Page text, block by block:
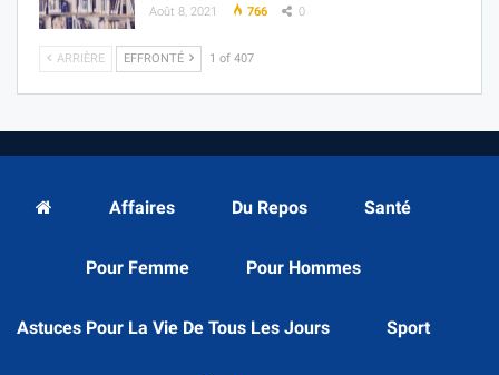
Août 8, 2021 766 0
ARRIÈRE EFFRONTÉ 1 of 407
Affaires Du Repos Santé
Pour Femme Pour Hommes
Astuces Pour La Vie De Tous Les Jours Sport